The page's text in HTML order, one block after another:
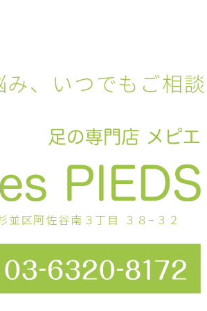
、 いつでもご相
並区阿佐谷南３丁目 ３８−３２